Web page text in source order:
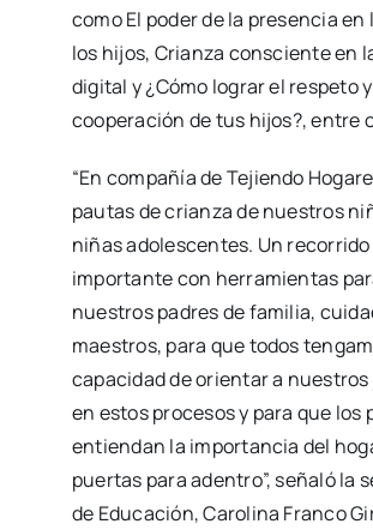
como El poder de la presencia en
los hijos, Crianza consciente en
digital y ¿Cómo lograr el respeto
cooperación de tus hijos?, entre
“En compañía de Tejiendo
pautas de crianza de nuestros
niñas adolescentes. Un
importante con herramientas
nuestros padres de familia,
maestros, para que todos
capacidad de orientar a
en estos procesos y para que los
entiendan la importancia del
puertas para adentro”, señaló la
de Educación, Carolina Franco